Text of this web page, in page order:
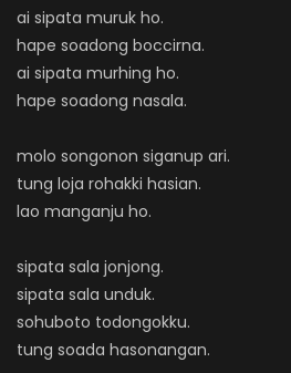
ai sipata muruk ho.
hape soadong boccirna.
ai sipata murhing ho.
hape soadong nasala.
molo songonon siganup ari.
tung loja rohakki hasian.
lao manganju ho.
sipata sala jonjong.
sipata sala unduk.
sohuboto todongokku.
tung soada hasonangan.